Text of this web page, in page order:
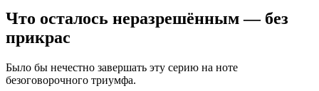
Что осталось неразрешённым — без
прикрас
Было бы нечестно завершать эту серию на ноте
безоговорочного триумфа.